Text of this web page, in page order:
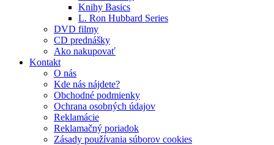
Knihy Basics
L. Ron Hubbard Series
DVD filmy
CD prednášky
Ako nakupovať
Kontakt
O nás
Kde nás nájdete?
Obchodné podmienky
Ochrana osobných údajov
Reklamácie
Reklamačný poriadok
Zásady používania súborov cookies